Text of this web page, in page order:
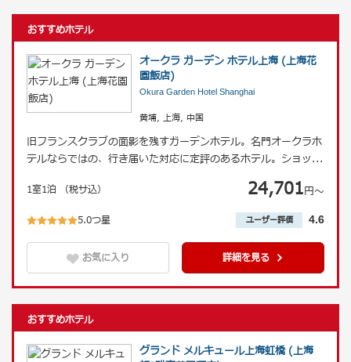
おすすめホテル
オークラ ガーデン ホテル上海 (上海花
園飯店)
Okura Garden Hotel Shanghai
黄埔, 上海, 中国
旧フランスクラブの面影を残すガーデンホテル。名門オークラホ
テルならではの、行き届いた対応に定評のあるホテル。ショッ...
24,701円〜
1室1泊 （税サ込）
5.0つ星 ユーザー評価 4.6
お気に入り 詳細を見る
おすすめホテル
グランド メルキュール上海虹橋 (上海